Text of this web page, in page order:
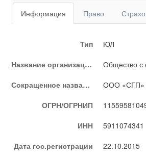
Информация Право
Тип
ЮЛ
Название организации
Общество с
Сокращенное название
ООО «СГП»
ОГРН/ОГРНИП
ИНН
5911074341
Дата гос.регистрации
22.10.2015